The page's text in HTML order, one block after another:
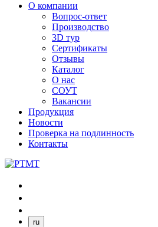
О компании
Вопрос-ответ
Производство
3D тур
Сертификаты
Отзывы
Каталог
О нас
СОУТ
Вакансии
Продукция
Новости
Проверка на подлинность
Контакты
ru